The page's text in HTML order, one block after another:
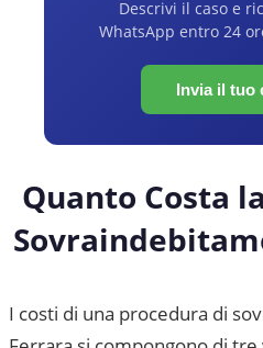
Descrivi il caso e
WhatsApp entro 24
Invia il tuo
Quanto Costa
I costi di una procedura di